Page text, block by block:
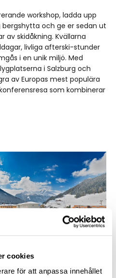
cookies
för att anpassa innehållet
workshop, ladda upp
och ge er sedan ut
skidåkning. Kvällarna
livliga afterski-stunder
i en unik miljö. Med
i Salzburg och
av Europas mest populära
som kombinerar